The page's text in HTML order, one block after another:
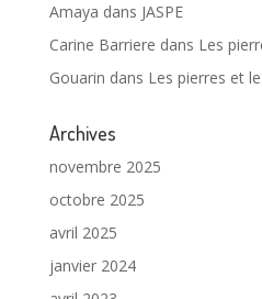
Amaya dans JASPE
Carine Barriere dans Les
Gouarin dans Les pierres et
Archives
novembre 2025
octobre 2025
avril 2025
janvier 2024